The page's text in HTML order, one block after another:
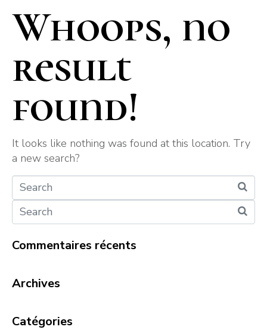
Whoops, no
result
found!
It looks like nothing was found at this location. Try
a new search?
Commentaires récents
Archives
Catégories